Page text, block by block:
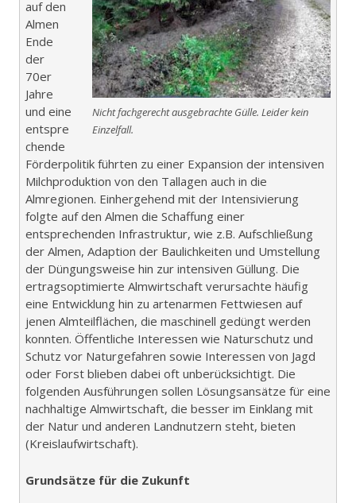
Nicht fachgerecht ausgebrachte Gülle. Leider kein
Einzelfall.
auf den
Almen
Ende
der
70er
Jahre
und eine
entspre
chende
Förderpolitik führten zu einer Expansion der intensiven
Milchproduktion von den Tallagen auch in die
Almregionen. Einhergehend mit der Intensivierung
folgte auf den Almen die Schaffung einer
entsprechenden Infrastruktur, wie z.B. Aufschließung
der Almen, Adaption der Baulichkeiten und Umstellung
der Düngungsweise hin zur intensiven Güllung. Die
ertragsoptimierte Almwirtschaft verursachte häufig
eine Entwicklung hin zu artenarmen Fettwiesen auf
jenen Almteilflächen, die maschinell gedüngt werden
konnten. Öffentliche Interessen wie Naturschutz und
Schutz vor Naturgefahren sowie Interessen von Jagd
oder Forst blieben dabei oft unberücksichtigt. Die
folgenden Ausführungen sollen Lösungsansätze für eine
nachhaltige Almwirtschaft, die besser im Einklang mit
der Natur und anderen Landnutzern steht, bieten
(Kreislaufwirtschaft).
Grundsätze für die Zukunft